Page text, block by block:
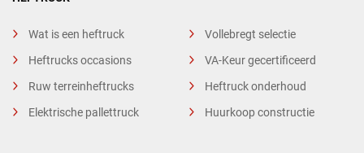
Wat is een heftruck
Heftrucks occasions
Ruw terreinheftrucks
Elektrische pallettruck
Vollebregt selectie
VA-Keur gecertificeerd
Heftruck onderhoud
Huurkoop constructie